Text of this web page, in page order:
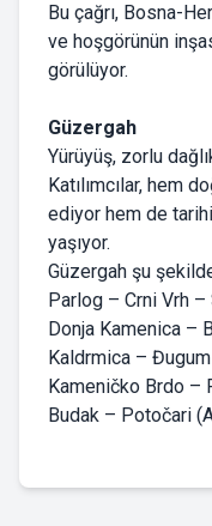
Bu çağrı, Bosna-
ve hoşgörünün
görülüyor.
Güzergah
Yürüyüş, zorlu
Katılımcılar, hem
ediyor hem de
yaşıyor.
Güzergah şu
Parlog – Crni Vrh
Donja Kamenica –
Kaldrmica –
Kameničko Brdo –
Budak – Potočari